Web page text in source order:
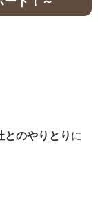
とのやりとり に